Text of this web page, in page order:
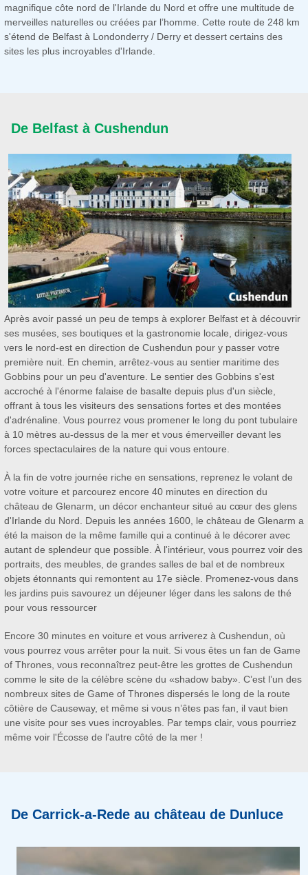
magnifique côte nord de l'Irlande du Nord et offre une multitude de
merveilles naturelles ou créées par l’homme. Cette route de 248 km
s'étend de Belfast à Londonderry / Derry et dessert certains des
sites les plus incroyables d'Irlande.
De Belfast à Cushendun
Après avoir passé un peu de temps à explorer Belfast et à découvrir
ses musées, ses boutiques et la gastronomie locale, dirigez-vous
vers le nord-est en direction de Cushendun pour y passer votre
première nuit. En chemin, arrêtez-vous au sentier maritime des
Gobbins pour un peu d'aventure. Le sentier des Gobbins s'est
accroché à l'énorme falaise de basalte depuis plus d'un siècle,
offrant à tous les visiteurs des sensations fortes et des montées
d'adrénaline. Vous pourrez vous promener le long du pont tubulaire
à 10 mètres au-dessus de la mer et vous émerveiller devant les
forces spectaculaires de la nature qui vous entoure.
À la fin de votre journée riche en sensations, reprenez le volant de
votre voiture et parcourez encore 40 minutes en direction du
château de Glenarm, un décor enchanteur situé au cœur des glens
d'Irlande du Nord. Depuis les années 1600, le château de Glenarm a
été la maison de la même famille qui a continué à le décorer avec
autant de splendeur que possible. À l'intérieur, vous pourrez voir des
portraits, des meubles, de grandes salles de bal et de nombreux
objets étonnants qui remontent au 17e siècle. Promenez-vous dans
les jardins puis savourez un déjeuner léger dans les salons de thé
pour vous ressourcer
Encore 30 minutes en voiture et vous arriverez à Cushendun, où
vous pourrez vous arrêter pour la nuit. Si vous êtes un fan de Game
of Thrones, vous reconnaîtrez peut-être les grottes de Cushendun
comme le site de la célèbre scène du «shadow baby». C’est l’un des
nombreux sites de Game of Thrones dispersés le long de la route
côtière de Causeway, et même si vous n’êtes pas fan, il vaut bien
une visite pour ses vues incroyables. Par temps clair, vous pourriez
même voir l'Écosse de l'autre côté de la mer !
De Carrick-a-Rede au château de Dunluce